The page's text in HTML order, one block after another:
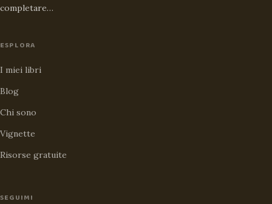
completare…
ESPLORA
I miei libri
Blog
Chi sono
Vignette
Risorse gratuite
SEGUIMI